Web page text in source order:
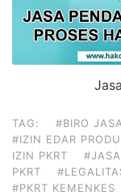
TAG: #BIRO
#IZIN EDAR
IZIN PKRT
PKRT
#PKRT KEMENKES